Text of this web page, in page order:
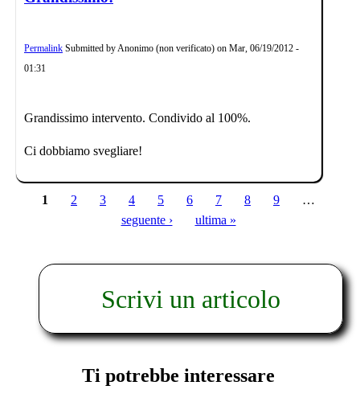
Permalink Submitted by Anonimo (non verificato) on Mar, 06/19/2012 -
01:31
Grandissimo intervento. Condivido al 100%.
Ci dobbiamo svegliare!
Pagine
1 2 3 4 5 6 7 8 9
…
seguente ›
ultima »
Scrivi un articolo
Ti potrebbe interessare